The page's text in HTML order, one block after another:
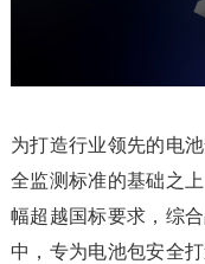
为打造行业领先的电
全监测标准的基础之
幅超越国标要求，综
中，专为电池包安全